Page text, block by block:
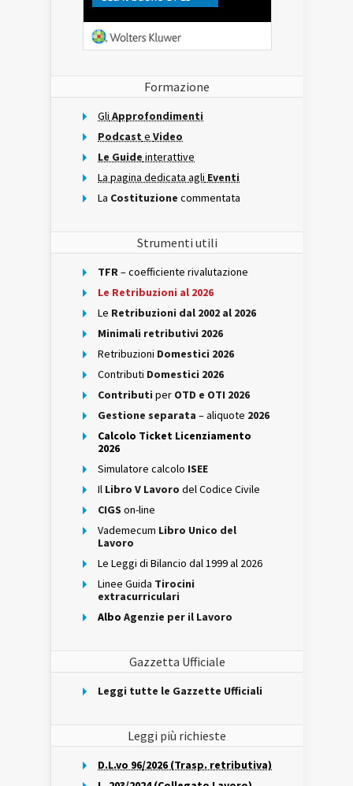
Formazione
Gli Approfondimenti
Podcast e Video
Le Guide interattive
La pagina dedicata agli Eventi
La Costituzione commentata
Strumenti utili
TFR– coefficiente rivalutazione
Le Retribuzioni al 2026
Le Retribuzioni dal 2002 al 2026
Minimali retributivi 2026
Retribuzioni Domestici 2026
Contributi Domestici 2026
Contributi per OTD e OTI 2026
Gestione separata – aliquote 2026
Calcolo Ticket Licenziamento
2026
Simulatore calcolo ISEE
Il Libro V Lavoro del Codice Civile
CIGS on-line
Vademecum Libro Unico del
Lavoro
Le Leggi di Bilancio dal 1999 al 2026
Linee Guida Tirocini
extracurriculari
Albo Agenzie per il Lavoro
Gazzetta Ufficiale
Leggi tutte le Gazzette Ufficiali
Leggi più richieste
D.L.vo 96/2026 (Trasp. retributiva)